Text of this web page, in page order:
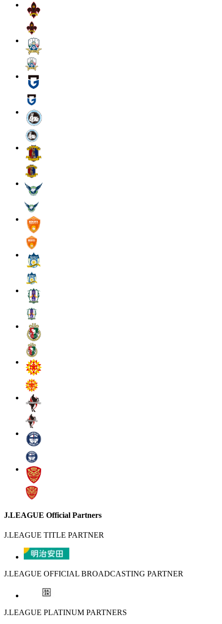
J.LEAGUE Official Partners
J.LEAGUE TITLE PARTNER
J.LEAGUE OFFICIAL BROADCASTING PARTNER
J.LEAGUE PLATINUM PARTNERS